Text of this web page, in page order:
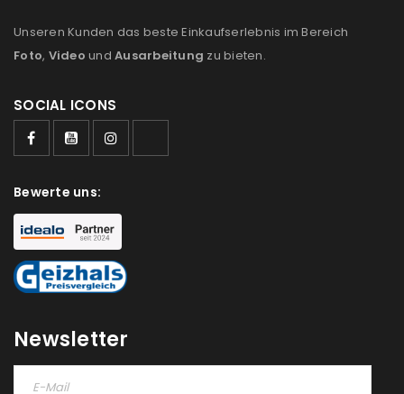
Ja, ich möchte ein Kundenkonto eröffnen und
akzeptiere dieDatenschutzerklärung.
REGISTRIEREN
Unseren Kunden das beste Einkaufserlebnis im Bereich
Foto, Video und Ausarbeitung zu bieten.
SOCIAL ICONS
Bewerte uns:
Newsletter